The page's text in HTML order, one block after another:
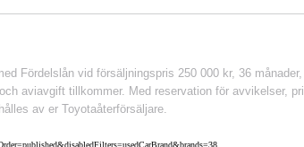
Fördelslån vid försäljningspris 250 000 kr, 36
aviavgift tillkommer. Med reservation för avvikelser,
av er Toyotaåterförsäljare.